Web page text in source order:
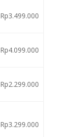
Rp3.499.000
Rp4.099.000
Rp2.299.000
Rp3.299.000